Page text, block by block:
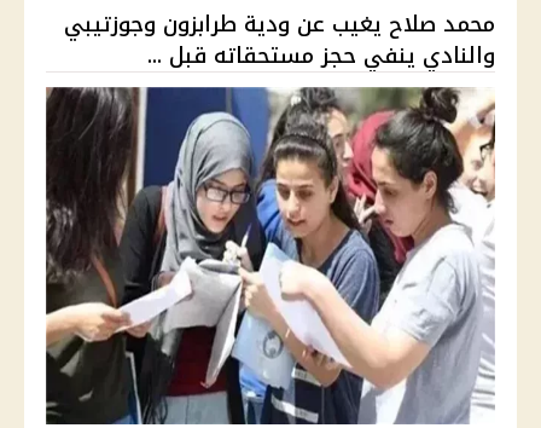
محمد صلاح يغيب عن ودية طرابزون وجوزتيبي
والنادي ينفي حجز مستحقاته قبل ...